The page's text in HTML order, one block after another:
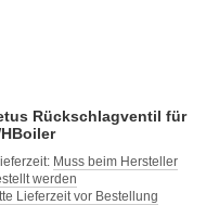
Rückschlagventil für
Muss beim Hersteller
werden
Lieferzeit vor Bestellung